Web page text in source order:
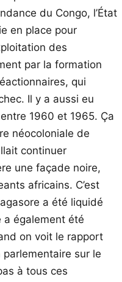
du Congo, l’État
en place pour
des
par la formation
qui
Il y a aussi eu
1960 et 1965. Ça
néocoloniale de
continuer
une façade noire,
africains. C’est
a été liquidé
a également été
on voit le rapport
sur le
à tous ces